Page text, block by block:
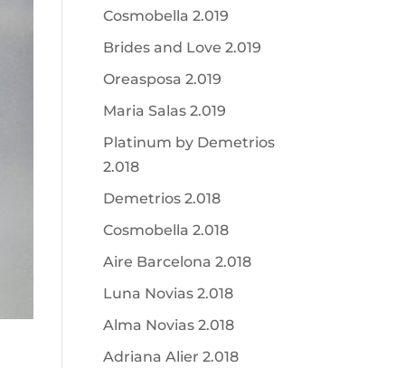
Cosmobella 2.019
Brides and Love 2.019
Oreasposa 2.019
Maria Salas 2.019
Platinum by Demetrios
2.018
Demetrios 2.018
Cosmobella 2.018
Aire Barcelona 2.018
Luna Novias 2.018
Alma Novias 2.018
Adriana Alier 2.018